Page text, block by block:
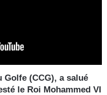
(CCG), a salué
le Roi Mohammed VI